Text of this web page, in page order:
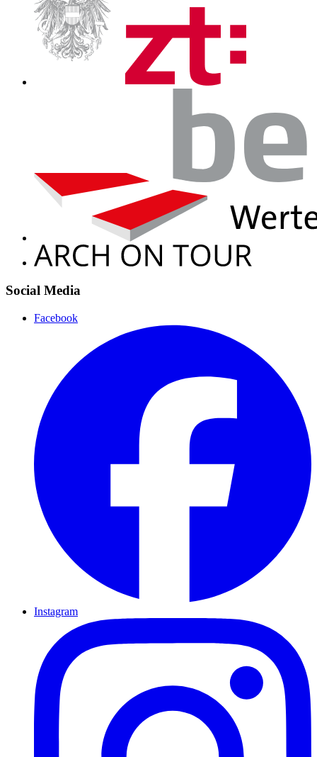
Social Media
Facebook
Instagram